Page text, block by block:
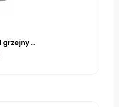
THERMOVAL Przewód grzejny TV SHTV 30 W/m – 6m